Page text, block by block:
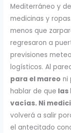
Mediterráneo y
medicinas y
menos que
regresaron a
previsiones
logísticos. Al
para el mareo ni
hablar de que las
vacías. Ni
volverá a salir
el antecitado